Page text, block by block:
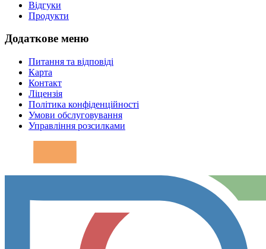
Відгуки
Продукти
Додаткове меню
Питання та відповіді
Карта
Контакт
Ліцензія
Політика конфіденційності
Умови обслуговування
Управління розсилками